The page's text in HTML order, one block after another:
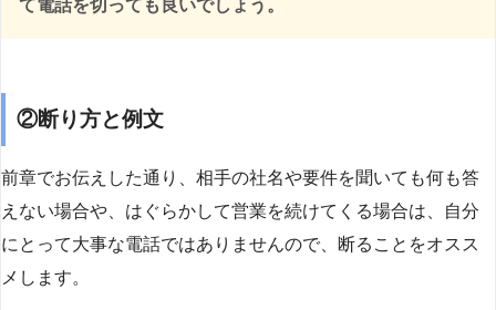
て電話を切っても良いでしょう。
②断り方と例文
前章でお伝えした通り、相手の社名や要件を聞いても何も答
えない場合や、はぐらかして営業を続けてくる場合は、自分
にとって大事な電話ではありませんので、断ることをオスス
メします。